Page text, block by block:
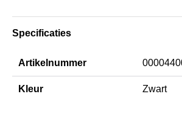
Specificaties
Artikelnummer
Kleur Zwart